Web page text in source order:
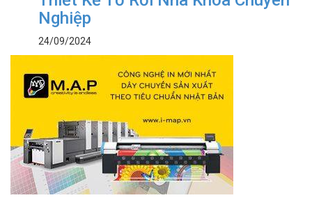
Nghiệp
24/09/2024